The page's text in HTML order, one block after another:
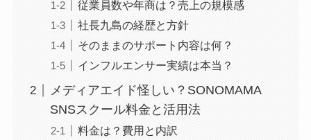
従業員数や年商は？売上の規模感
社長九島の経歴と方針
そのままのサポート内容は何？
インフルエンサー実績は本当？
メディアエイド怪しい？SONOMAMA
SNSスクール料金と活用法
料金は？費用と内訳